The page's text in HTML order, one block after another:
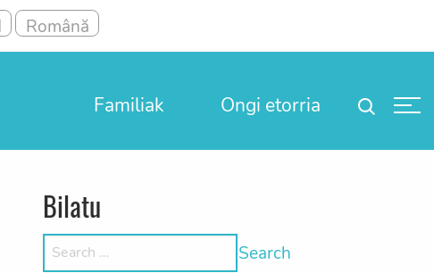
Familiak Ongi etorria
Bilatu
Search for: